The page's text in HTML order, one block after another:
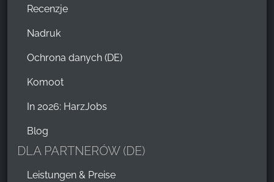
Recenzje
Nadruk
Ochrona danych (DE)
Komoot
In 2026: HarzJobs
Blog
DLA PARTNERÓW (DE)
Leistungen & Preise